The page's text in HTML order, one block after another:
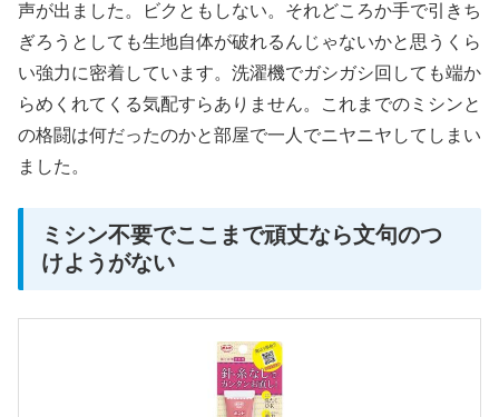
声が出ました。ビクともしない。それどころか手で引きち
ぎろうとしても生地自体が破れるんじゃないかと思うくら
い強力に密着しています。洗濯機でガシガシ回しても端か
らめくれてくる気配すらありません。これまでのミシンと
の格闘は何だったのかと部屋で一人でニヤニヤしてしまい
ました。
ミシン不要でここまで頑丈なら文句のつ
けようがない